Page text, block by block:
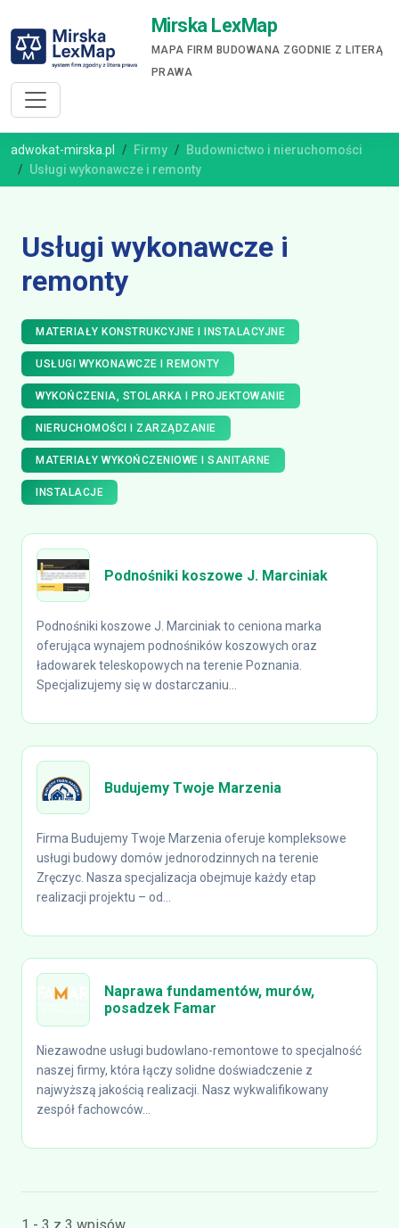
Mirska LexMap
MAPA FIRM BUDOWANA ZGODNIE Z LITERĄ
PRAWA
adwokat-mirska.pl Firmy
Budownictwo i nieruchomości
Usługi wykonawcze i remonty
Usługi wykonawcze i
remonty
MATERIAŁY KONSTRUKCYJNE I INSTALACYJNE
USŁUGI WYKONAWCZE I REMONTY
WYKOŃCZENIA, STOLARKA I PROJEKTOWANIE
NIERUCHOMOŚCI I ZARZĄDZANIE
MATERIAŁY WYKOŃCZENIOWE I SANITARNE
INSTALACJE
Podnośniki koszowe J. Marciniak
Podnośniki koszowe J. Marciniak to ceniona marka
oferująca wynajem podnośników koszowych oraz
ładowarek teleskopowych na terenie Poznania.
Specjalizujemy się w dostarczaniu...
Budujemy Twoje Marzenia
Firma Budujemy Twoje Marzenia oferuje kompleksowe
usługi budowy domów jednorodzinnych na terenie
Zręczyc. Nasza specjalizacja obejmuje każdy etap
realizacji projektu – od...
Naprawa fundamentów, murów,
posadzek Famar
Niezawodne usługi budowlano-remontowe to specjalność
naszej firmy, która łączy solidne doświadczenie z
najwyższą jakością realizacji. Nasz wykwalifikowany
zespół fachowców...